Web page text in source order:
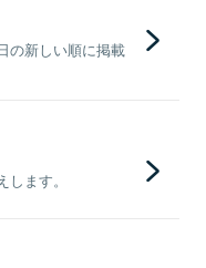
の新しい順に掲載
ます。